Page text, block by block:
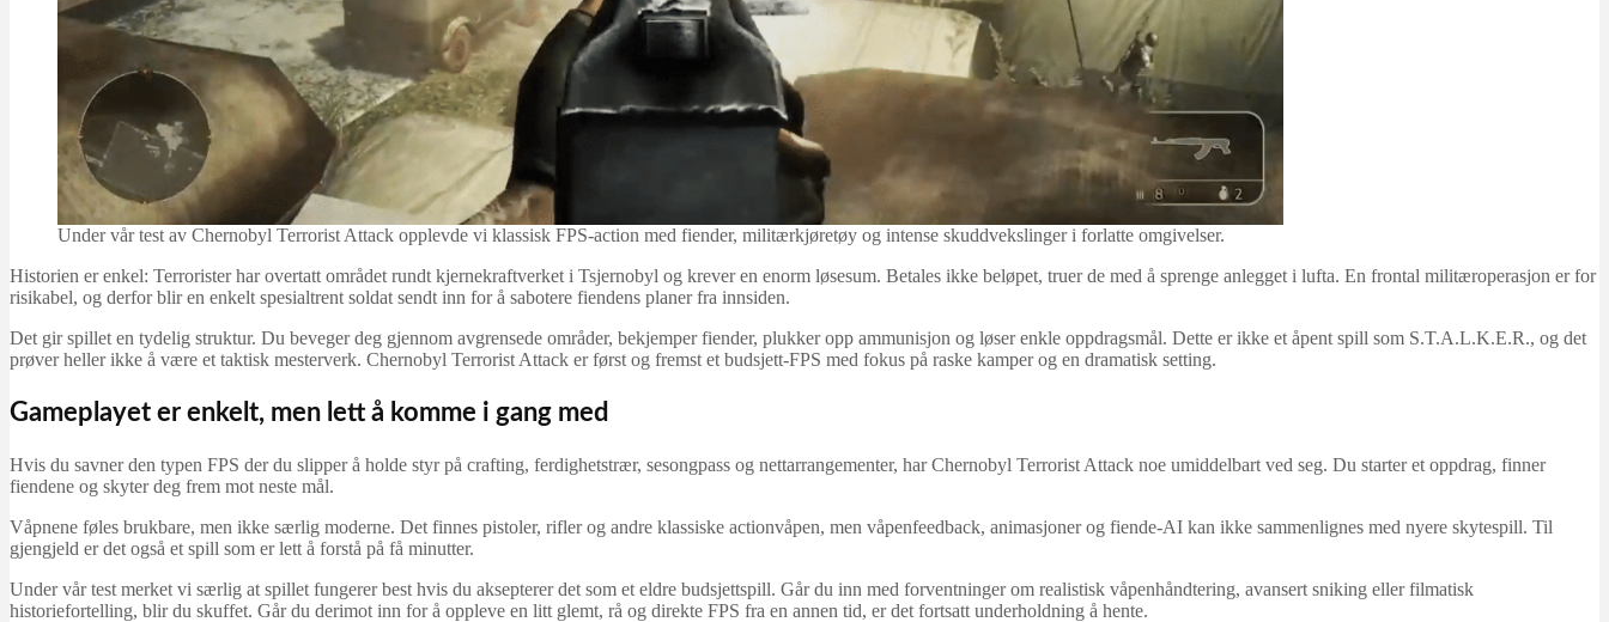
Under vår test av Chernobyl Terrorist Attack opplevde vi klassisk FPS‑action med fiender, militærkjøretøy og intense skuddvekslinger i forlatte omgivelser.
Historien er enkel: Terrorister har overtatt området rundt kjernekraftverket i Tsjernobyl og krever en enorm løsesum. Betales ikke beløpet, truer de med å sprenge anlegget i lufta. En frontal militæroperasjon er for
risikabel, og derfor blir en enkelt spesialtrent soldat sendt inn for å sabotere fiendens planer fra innsiden.
Det gir spillet en tydelig struktur. Du beveger deg gjennom avgrensede områder, bekjemper fiender, plukker opp ammunisjon og løser enkle oppdragsmål. Dette er ikke et åpent spill som S.T.A.L.K.E.R., og det
prøver heller ikke å være et taktisk mesterverk. Chernobyl Terrorist Attack er først og fremst et budsjett‑FPS med fokus på raske kamper og en dramatisk setting.
Gameplayet er enkelt, men lett å komme i gang med
Hvis du savner den typen FPS der du slipper å holde styr på crafting, ferdighetstrær, sesongpass og nettarrangementer, har Chernobyl Terrorist Attack noe umiddelbart ved seg. Du starter et oppdrag, finner
fiendene og skyter deg frem mot neste mål.
Våpnene føles brukbare, men ikke særlig moderne. Det finnes pistoler, rifler og andre klassiske actionvåpen, men våpenfeedback, animasjoner og fiende‑AI kan ikke sammenlignes med nyere skytespill. Til
gjengjeld er det også et spill som er lett å forstå på få minutter.
Under vår test merket vi særlig at spillet fungerer best hvis du aksepterer det som et eldre budsjettspill. Går du inn med forventninger om realistisk våpenhåndtering, avansert sniking eller filmatisk
historiefortelling, blir du skuffet. Går du derimot inn for å oppleve en litt glemt, rå og direkte FPS fra en annen tid, er det fortsatt underholdning å hente.